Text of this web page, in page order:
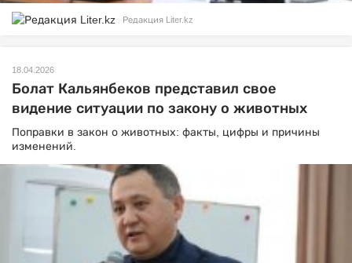
Редакция Liter.kz
18.04.2026
Болат Кальянбеков представил свое
видение ситуации по закону о животных
Поправки в закон о животных: факты, цифры и причины
изменений.